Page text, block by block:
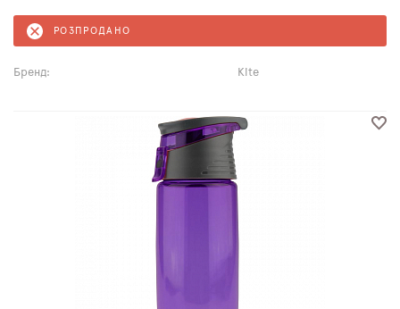
РОЗПРОДАНО
Бренд: Kite